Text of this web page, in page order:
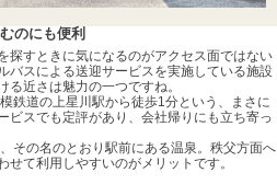
のにも便利
探すときに気になるのがアクセス面ではない
バスによる送迎サービスを実施している施設
る近さは魅力の一つですね。
鉄道の上星川駅から徒歩1分という、まさに
ビスでも定評があり、会社帰りにも立ち寄っ
その名のとおり駅前にある温泉。秩父方面へ
て利用しやすいのがメリットです。